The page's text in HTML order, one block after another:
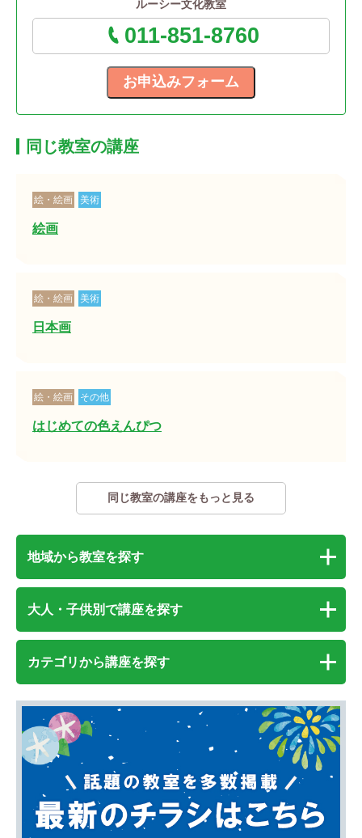
ルーシー文化教室
011-851-8760
同じ教室の講座
絵・絵画 美術
絵画
絵・絵画 美術
日本画
絵・絵画 その他
はじめての色えんぴつ
同じ教室の講座をもっと見る
地域から教室を探す
大人・子供別で講座を探す
カテゴリから講座を探す